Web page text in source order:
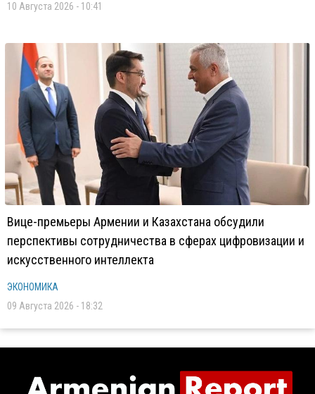
10 Августа 2026 - 10:41
Вице-премьеры Армении и Казахстана обсудили
перспективы сотрудничества в сферах цифровизации и
искусственного интеллекта
ЭКОНОМИКА
09 Августа 2026 - 18:32